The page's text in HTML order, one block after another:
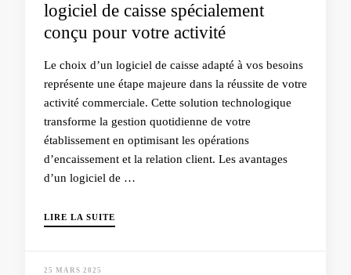
logiciel de caisse spécialement
conçu pour votre activité
Le choix d’un logiciel de caisse adapté à vos besoins
représente une étape majeure dans la réussite de votre
activité commerciale. Cette solution technologique
transforme la gestion quotidienne de votre
établissement en optimisant les opérations
d’encaissement et la relation client. Les avantages
d’un logiciel de …
LIRE LA SUITE
25 MARS 2025